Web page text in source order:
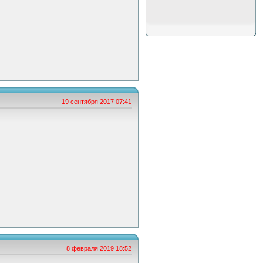
19 сентября 2017 07:41
8 февраля 2019 18:52